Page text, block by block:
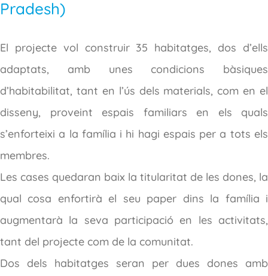
Pradesh)
El projecte vol construir 35 habitatges, dos d’ells
adaptats, amb unes condicions bàsiques
d’habitabilitat, tant en l’ús dels materials, com en el
disseny, proveint espais familiars en els quals
s’enforteixi a la família i hi hagi espais per a tots els
membres.
Les cases quedaran baix la titularitat de les dones, la
qual cosa enfortirà el seu paper dins la família i
augmentarà la seva participació en les activitats,
tant del projecte com de la comunitat.
Dos dels habitatges seran per dues dones amb